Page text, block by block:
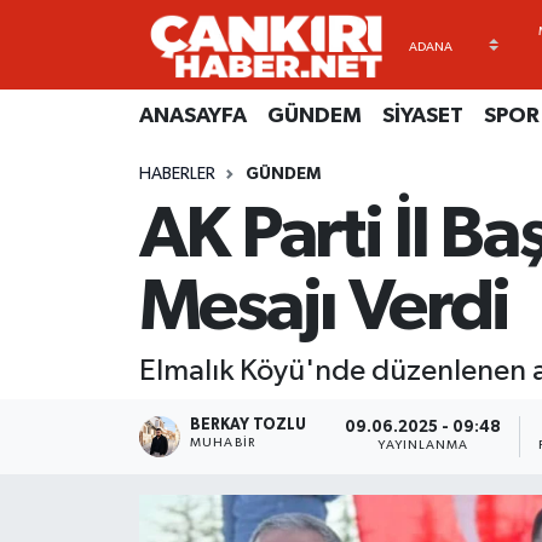
ANASAYFA GÜNDEM SİYASET SPOR
HABERLER GÜNDEM
AK Parti İl
Mesajı Verdi
Elmalık Köyü'nde
BERKAY TOZLU
MUHABIR
09.06.2025 - 09:48
YAYINLANMA
ANASAYFA
RESMİ İLANLAR
Künye
Gizlilik Sözleşmesi
BİYOGRAFİLER
GÜNDEM
kimdir-nedir-nasil
Merkez Hava Durumu
Süper Lig Puan Durumu ve Fikstür
Tüm Manşetler